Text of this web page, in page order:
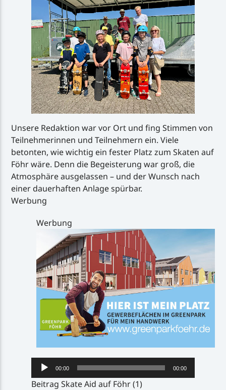
Unsere Redaktion war vor Ort und fing Stimmen von
Teilnehmerinnen und Teilnehmern ein. Viele
betonten, wie wichtig ein fester Platz zum Skaten auf
Föhr wäre. Denn die Begeisterung war groß, die
Atmosphäre ausgelassen – und der Wunsch nach
einer dauerhaften Anlage spürbar.
Werbung
Werbung
Audio-
Player
00:00 00:00
Beitrag Skate Aid auf Föhr (1)